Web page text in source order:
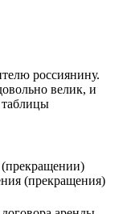
россиянину.
велик, и
(прекращении)
(прекращения)